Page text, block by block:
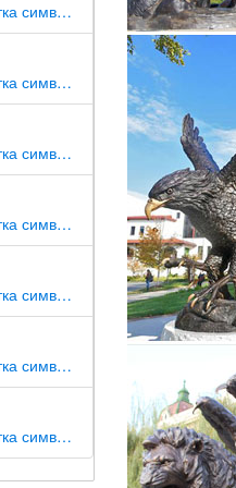
куплю городская статуэтка символ собака как вид изобразительного искусства
куплю городская статуэтка символ собака на постаменте
куплю городская статуэтка символ собака в романской скульптуре
куплю городская статуэтка символ собака в царском селе
куплю городская статуэтка символ собака в движении 7 класс
куплю городская статуэтка символ собака в скульптуре древней греции
куплю городская статуэтка символ собака в школе искусств
Загадка
который очень
Поликлет.
скульпторы
Новгородцева.
Скульптура
Возможности
знаменитых
небес на
Реферат:
Предмет
высоту –
Тема 11.
Скульптура
фронтонов